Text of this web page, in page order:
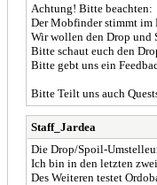
Achtung! Bitte beachten:
Der Mobfinder stimmt im
Wir wollen den Drop und
Bitte schaut euch den
Bitte gebt uns ein
Bitte Teilt uns auch
Staff_Jardea
Die Drop/Spoil-
Ich bin in den letzten
Des Weiteren testet